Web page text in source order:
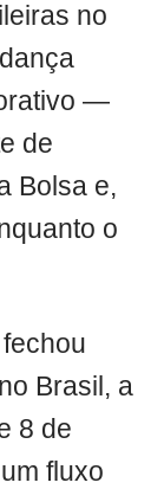
no
—
de
Bolsa e,
o
Brasil, a
8 de
fluxo